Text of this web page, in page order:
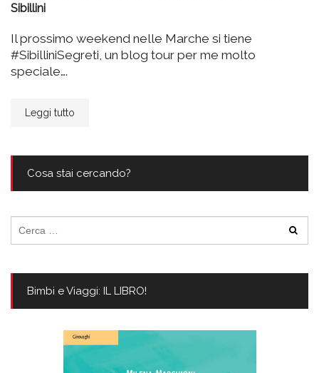
Sibillini
Il prossimo weekend nelle Marche si tiene
#SibilliniSegreti, un blog tour per me molto
speciale….
Leggi tutto
Cosa stai cercando?
per:
Bimbi e Viaggi: IL LIBRO!